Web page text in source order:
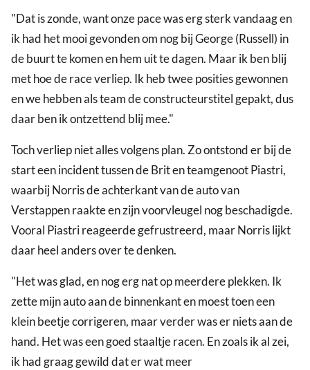
"Dat is zonde, want onze pace was erg sterk vandaag en
ik had het mooi gevonden om nog bij George (Russell) in
de buurt te komen en hem uit te dagen. Maar ik ben blij
met hoe de race verliep. Ik heb twee posities gewonnen
en we hebben als team de constructeurstitel gepakt, dus
daar ben ik ontzettend blij mee."
Toch verliep niet alles volgens plan. Zo ontstond er bij de
start een incident tussen de Brit en teamgenoot Piastri,
waarbij Norris de achterkant van de auto van
Verstappen raakte en zijn voorvleugel nog beschadigde.
Vooral Piastri reageerde gefrustreerd, maar Norris lijkt
daar heel anders over te denken.
"Het was glad, en nog erg nat op meerdere plekken. Ik
zette mijn auto aan de binnenkant en moest toen een
klein beetje corrigeren, maar verder was er niets aan de
hand. Het was een goed staaltje racen. En zoals ik al zei,
ik had graag gewild dat er wat meer